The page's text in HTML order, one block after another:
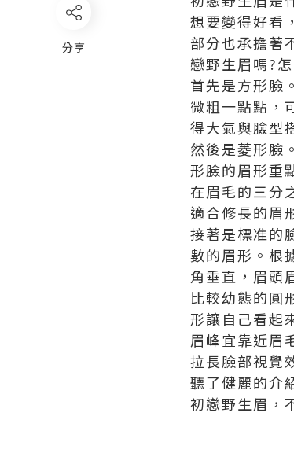
想要變得好看
部分也承擔著
戀野生眉嗎?
首先是方形臉
微粗一點點，
得大氣與臉型
然後是菱形臉
形臉的眉形重
在眉毛的三分
適合修長的眉
接著是標准的
數的眉形。根
角垂直，眉頭
比較幼態的圓
形讓自己看起
眉峰宜靠近眉
拉長臉部視覺
聽了健麗的介
初戀野生眉，
分享